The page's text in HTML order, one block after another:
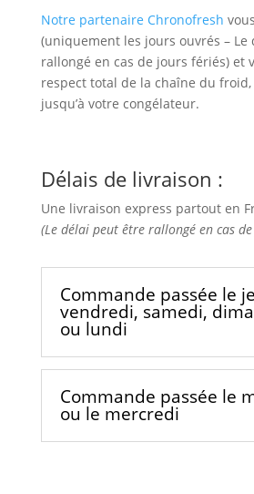
Notre partenaire Chronofresh
(uniquement les jours ouvrés – Le
rallongé en cas de jours fériés) et
respect total de la chaîne du
jusqu’à votre congélateur.
Délais de livraison :
Une livraison express partout en
(Le délai peut être rallongé en cas
Commande passée le
vendredi, samedi,
ou lundi
Commande passée le
ou le mercredi